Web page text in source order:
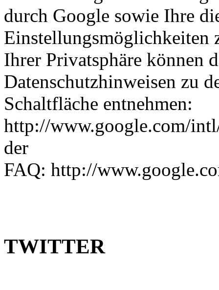
durch Google sowie Ihre
Einstellungsmöglichkeiten
Ihrer Privatsphäre können
Datenschutzhinweisen zu
Schaltfläche entnehmen:
http://www.google.com/
der
FAQ: http://
TWITTER